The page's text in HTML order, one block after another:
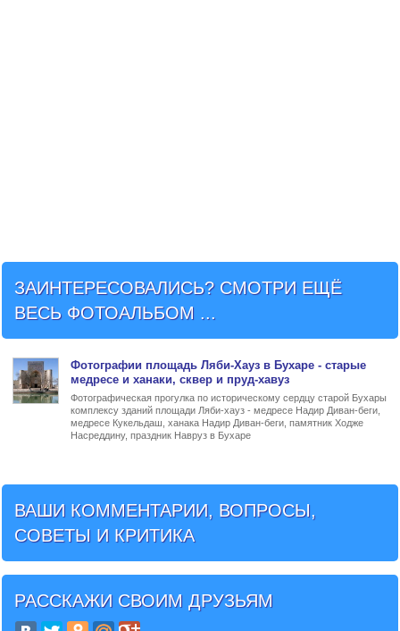
ЗАИНТЕРЕСОВАЛИСЬ? СМОТРИ ЕЩЁ
ВЕСЬ ФОТОАЛЬБОМ ...
Фотографии площадь Ляби-Хауз в Бухаре- старые
медресе и ханаки, сквер и пруд-хавуз
Фотографическая прогулка по историческому сердцу старой Бухары
комплексу зданий площади Ляби-хауз - медресе Надир Диван-беги,
медресе Кукельдаш, ханака Надир Диван-беги, памятник Ходже
Насреддину, праздник Навруз в Бухаре
ВАШИ КОММЕНТАРИИ, ВОПРОСЫ,
СОВЕТЫ И КРИТИКА
РАССКАЖИ СВОИМ ДРУЗЬЯМ